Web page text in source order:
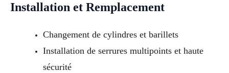
Installation et Remplacement
Changement de cylindres et barillets
Installation de serrures multipoints et haute
sécurité